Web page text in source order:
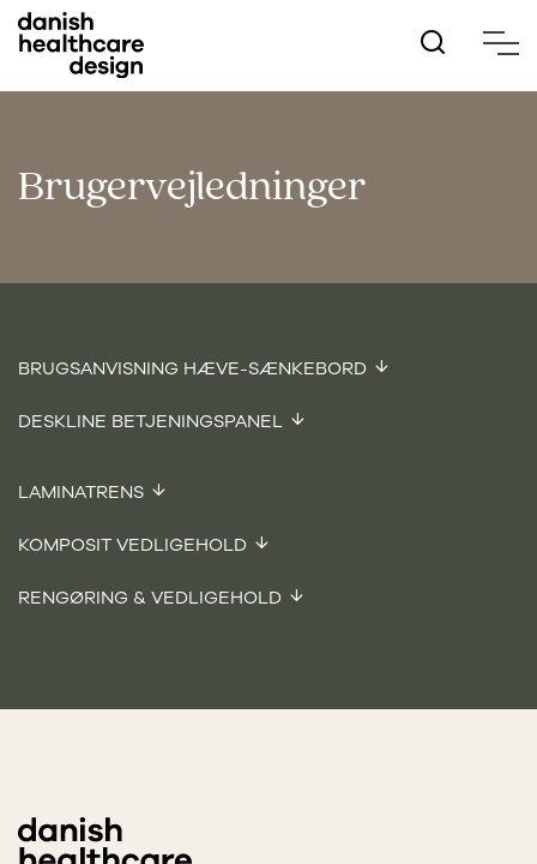
Hop
hovedindhold
Brugervejledninger
BRUGSANVISNING HÆVE-SÆNKEBORD
DESKLINE BETJENINGSPANEL
LAMINATRENS
KOMPOSIT VEDLIGEHOLD
RENGØRING & VEDLIGEHOLD